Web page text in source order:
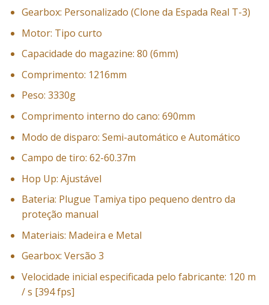
Gearbox: Personalizado (Clone da Espada Real T-3)
Motor: Tipo curto
Capacidade do magazine: 80 (6mm)
Comprimento: 1216mm
Peso: 3330g
Comprimento interno do cano: 690mm
Modo de disparo: Semi-automático e Automático
Campo de tiro: 62-60.37m
Hop Up: Ajustável
Bateria: Plugue Tamiya tipo pequeno dentro da
proteção manual
Materiais: Madeira e Metal
Gearbox: Versão 3
Velocidade inicial especificada pelo fabricante: 120 m
/ s [394 fps]